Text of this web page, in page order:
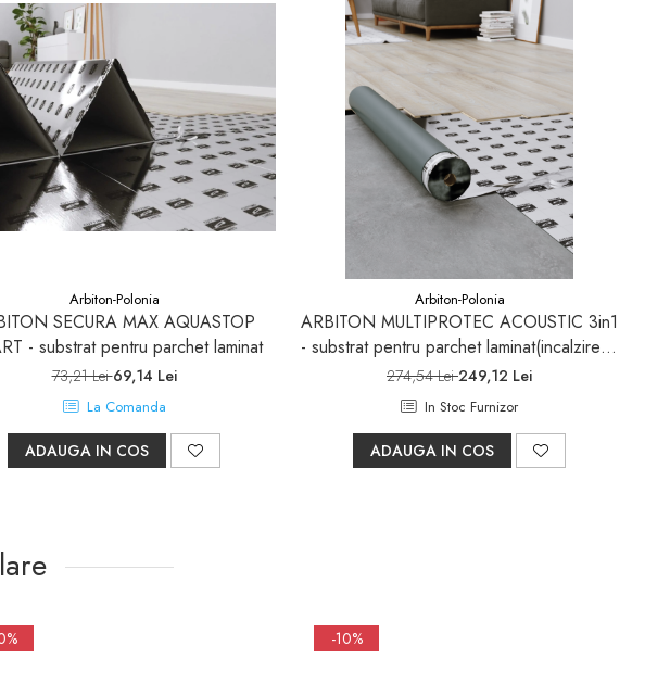
Arbiton-Polonia
SECURA MAX AQUASTOP
- substrat pentru parchet laminat
73,21 Lei69,14 Lei
La Comanda
ADAUGA IN COS
Arbiton-Polonia
ARBITON MULTIPROTEC ACOUSTIC 3in1
- substrat pentru parchet laminat(incalzire in
pardoseala)
274,54 Lei249,12 Lei
In Stoc Furnizor
ADAUGA IN COS
-10%